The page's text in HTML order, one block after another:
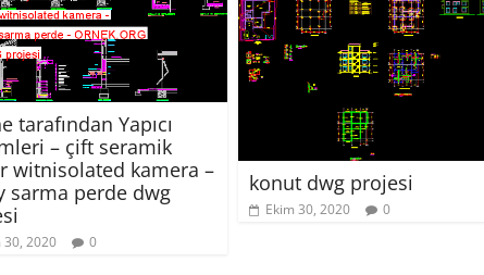
tarafından Yapıcı
– çift seramik
witnisolated kamera –
sarma perde dwg
30, 2020 0
konut dwg projesi
Ekim 30, 2020 0